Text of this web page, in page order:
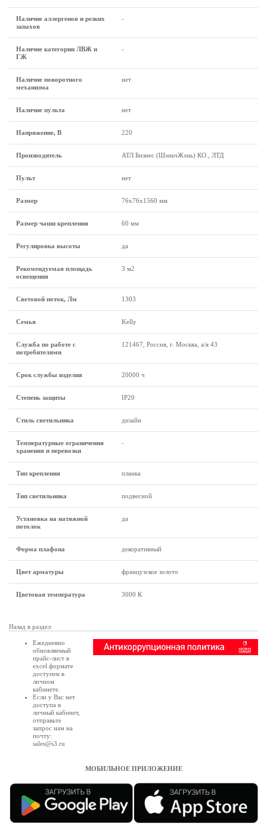
Наличие аллергенов и резких
запахов
-
Наличие категории ЛВЖ и
ГЖ
-
Наличие поворотного
механизма
нет
Наличие пульта нет
Напряжение, В 220
Производитель АТЛ Бизнес (ШэньчЖэнь) КО., ЛТД
Пульт нет
Размеp 76х76х1560 мм
Размер чаши крепления 60 мм
Регулировка высоты да
Рекомендуемая площадь
освещения
3 м2
Световой поток, Лм 1303
Семья Kelly
Служба по работе с
потребителями
121467, Россия, г. Москва, а/я 43
Срок службы изделия 20000 ч
Степень защиты IP20
Стиль светильника дизайн
Температурные ограничения
хранения и перевозки
-
Тип крепления планка
Тип светильника подвесной
Установка на натяжной
потолок
да
Форма плафона декоративный
Цвет арматуры французское золото
Цветовая температура 3000 К
Назад в раздел
Ежедневно
обновляемый
прайс-лист в
excel формате
доступен в
личном
кабинете
Если у Вас нет
доступа в
личный кабинет,
отправьте
запрос нам на
почту:
sales@s3.ru
МОБИЛЬНОЕ ПРИЛОЖЕНИЕ